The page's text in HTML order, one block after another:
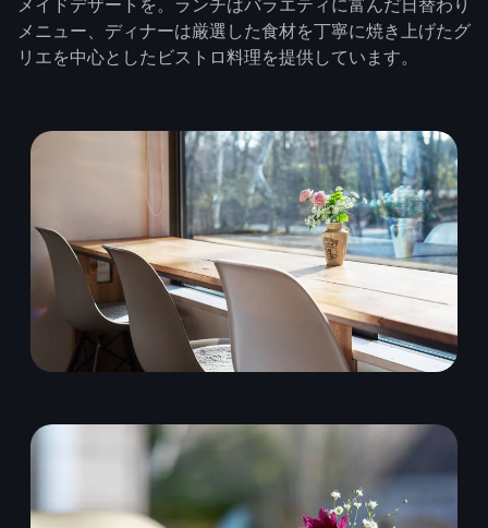
メイドデザートを。ランチはバラエティに富んだ日替わり
メニュー、ディナーは厳選した食材を丁寧に焼き上げたグ
リエを中心としたビストロ料理を提供しています。